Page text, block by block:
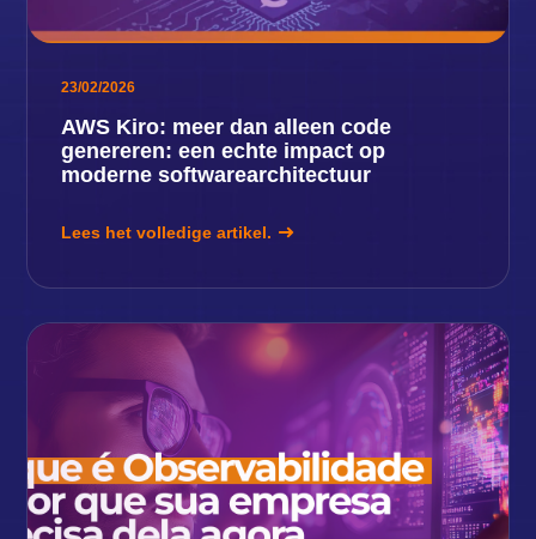
23/02/2026
AWS Kiro: meer dan alleen code
genereren: een echte impact op
moderne softwarearchitectuur
Lees het volledige artikel.